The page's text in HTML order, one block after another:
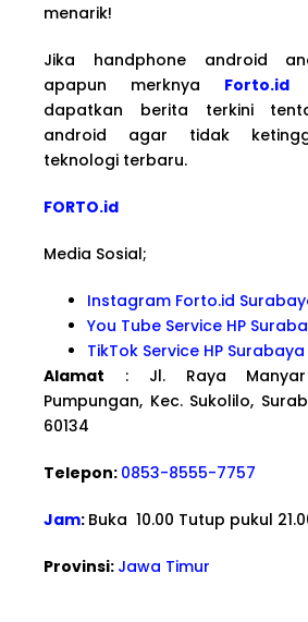
menarik!
Jika handphone android
apapun merknya Forto.id
dapatkan berita terkini
android agar tidak
teknologi terbaru.
FORTO.id
Media Sosial;
Instagram Forto.id
You Tube Service HP
TikTok Service HP
Alamat : Jl. Raya Manyar
Pumpungan, Kec. Sukolilo,
60134
Telepon: 0853-8555-7757
Jam: Buka 10.00 Tutup pukul
Provinsi: Jawa Timur